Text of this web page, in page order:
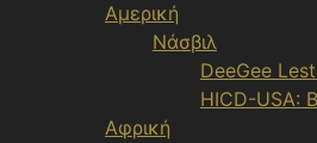
Αμερική
Νάσβιλ
DeeGee
HICD-USA:
Αφρική